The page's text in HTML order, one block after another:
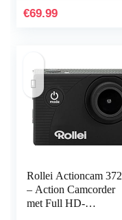
helmcamera 40M 2,0
€69.99
Rollei Actioncam 372
– Action Camcorder
met Full HD-